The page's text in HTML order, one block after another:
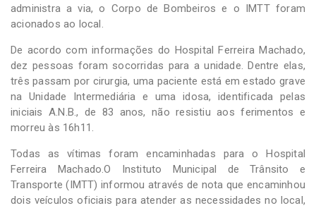
administra a via, o Corpo de Bombeiros e o IMTT foram
acionados ao local.
De acordo com informações do Hospital Ferreira Machado,
dez pessoas foram socorridas para a unidade. Dentre elas,
três passam por cirurgia, uma paciente está em estado grave
na Unidade Intermediária e uma idosa, identificada pelas
iniciais A.N.B., de 83 anos, não resistiu aos ferimentos e
morreu às 16h11.
Todas as vítimas foram encaminhadas para o Hospital
Ferreira Machado.O Instituto Municipal de Trânsito e
Transporte (IMTT) informou através de nota que encaminhou
dois veículos oficiais para atender as necessidades no local,